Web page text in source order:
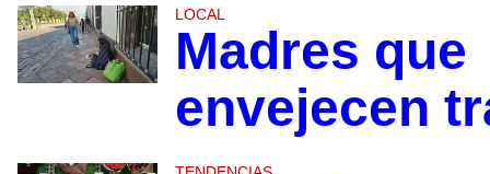
LOCAL
Madres que
envejecen